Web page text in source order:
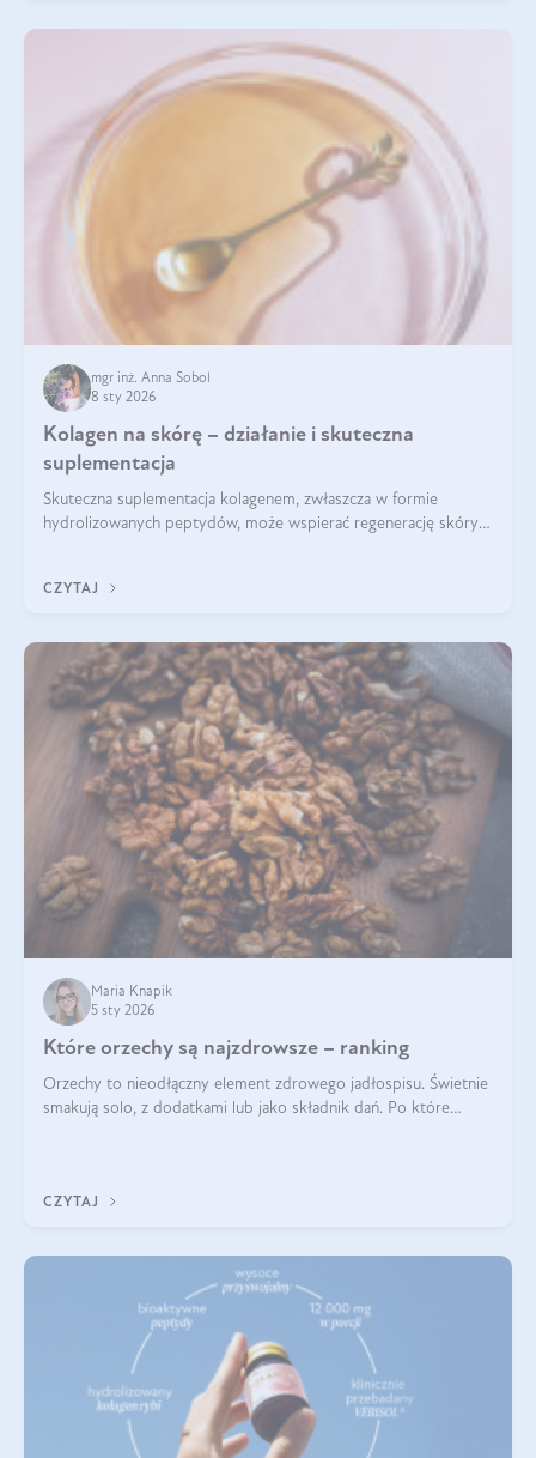
mgr inż. Anna Sobol
8 sty 2026
Kolagen na skórę – działanie i skuteczna
suplementacja
Skuteczna suplementacja kolagenem, zwłaszcza w formie
hydrolizowanych peptydów, może wspierać regenerację skóry i
CZYTAJ
Maria Knapik
5 sty 2026
Które orzechy są najzdrowsze – ranking
Orzechy to nieodłączny element zdrowego jadłospisu. Świetnie
smakują solo, z dodatkami lub jako składnik dań. Po które
CZYTAJ